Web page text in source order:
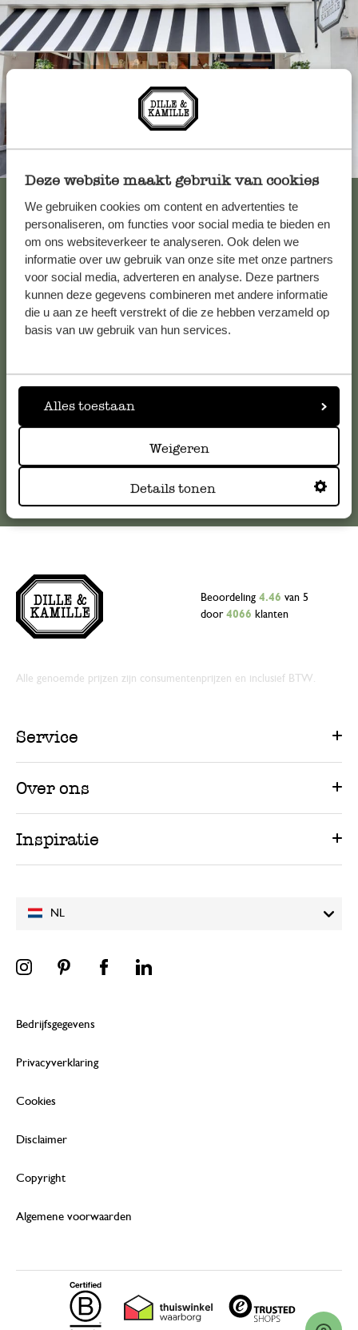
Deze website maakt gebruik van cookies
We gebruiken cookies om content en advertenties te
personaliseren, om functies voor social media te bieden en
om ons websiteverkeer te analyseren. Ook delen we
informatie over uw gebruik van onze site met onze partners
voor social media, adverteren en analyse. Deze partners
kunnen deze gegevens combineren met andere informatie
die u aan ze heeft verstrekt of die ze hebben verzameld op
basis van uw gebruik van hun services.
Alles toestaan
Weigeren
Details tonen
Klantenservice
Voor vragen, tips of hulp kun je contact opnemen met onze
klantenservice. Of bekijk hier het antwoord op de
NL
Beoordeling 4.46 van 5
door 4066 klanten
Alle genoemde prijzen zijn consumentenprijzen en inclusief BTW.
Service
Over ons
Inspiratie
Bedrijfsgegevens
Privacyverklaring
Cookies
Disclaimer
Copyright
Algemene voorwaarden